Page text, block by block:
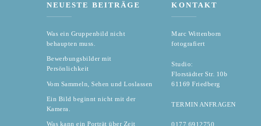
NEUESTE BEITRÄGE
Was ein Gruppenbild nicht
behaupten muss.
Bewerbungsbilder mit
Persönlichkeit
Vom Sammeln, Sehen und Loslassen
Ein Bild beginnt nicht mit der
Kamera.
Was kann ein Porträt über Zeit
KONTAKT
Marc Wittenborn
fotografiert
Studio:
Florstädter Str. 10b
61169 Friedberg
TERMIN ANFRAGEN
0177.6912750